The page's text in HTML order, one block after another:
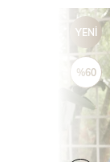
YENI
ÜRÜN
%60